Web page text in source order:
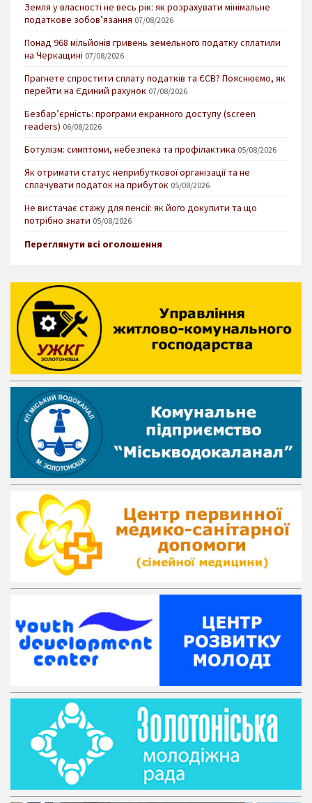
Земля у власності не весь рік: як розрахувати мінімальне
податкове зобов’язання 07/08/2026
Понад 968 мільйонів гривень земельного податку сплатили
на Черкащині 07/08/2026
Прагнете спростити сплату податків та ЄСВ? Пояснюємо, як
перейти на Єдиний рахунок 07/08/2026
Безбар’єрність: програми екранного доступу (screen
readers) 06/08/2026
Ботулізм: симптоми, небезпека та профілактика 05/08/2026
Як отримати статус неприбуткової організації та не
сплачувати податок на прибуток 05/08/2026
Не вистачає стажу для пенсії: як його докупити та що
потрібно знати 05/08/2026
Переглянути всі оголошення